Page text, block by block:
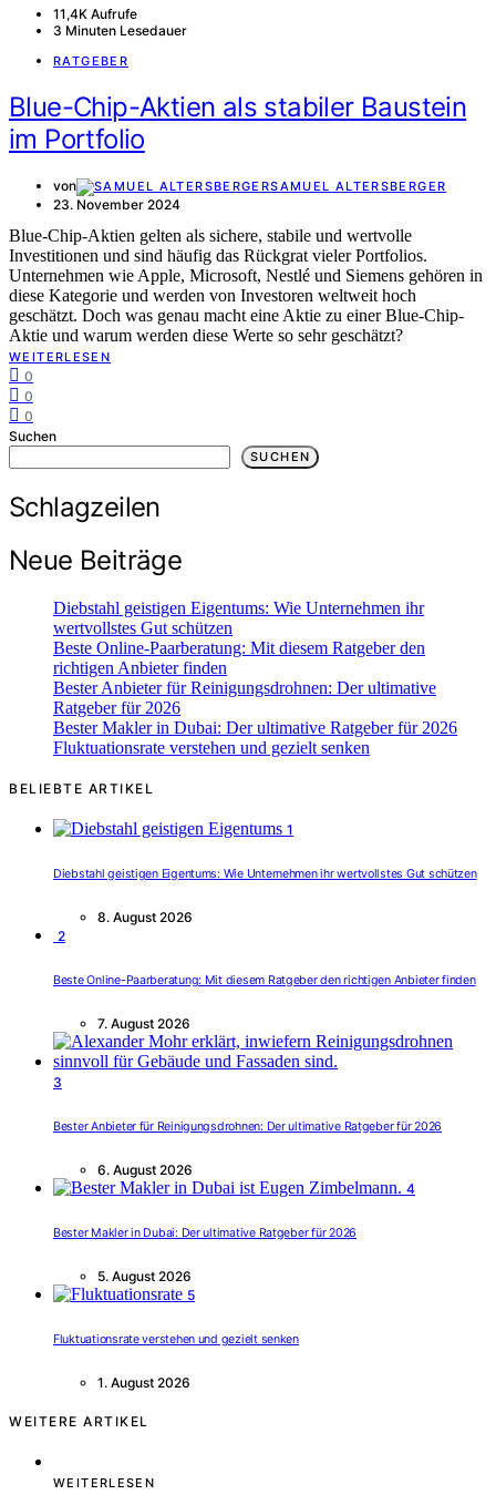
11,4K Aufrufe
3 Minuten Lesedauer
RATGEBER
Blue-Chip-Aktien als stabiler Baustein
im Portfolio
von SAMUEL ALTERSBERGER
23. November 2024
Blue-Chip-Aktien gelten als sichere, stabile und wertvolle
Investitionen und sind häufig das Rückgrat vieler Portfolios.
Unternehmen wie Apple, Microsoft, Nestlé und Siemens gehören in
diese Kategorie und werden von Investoren weltweit hoch
geschätzt. Doch was genau macht eine Aktie zu einer Blue-Chip-
Aktie und warum werden diese Werte so sehr geschätzt?
WEITERLESEN
0
0
0
Suchen
SUCHEN
Schlagzeilen
Neue Beiträge
Diebstahl geistigen Eigentums: Wie Unternehmen ihr
wertvollstes Gut schützen
Beste Online-Paarberatung: Mit diesem Ratgeber den
richtigen Anbieter finden
Bester Anbieter für Reinigungsdrohnen: Der ultimative
Ratgeber für 2026
Bester Makler in Dubai: Der ultimative Ratgeber für 2026
Fluktuationsrate verstehen und gezielt senken
BELIEBTE ARTIKEL
1
Diebstahl geistigen Eigentums: Wie Unternehmen ihr wertvollstes Gut schützen
8. August 2026
2
Beste Online-Paarberatung: Mit diesem Ratgeber den richtigen Anbieter finden
7. August 2026
3
Bester Anbieter für Reinigungsdrohnen: Der ultimative Ratgeber für 2026
6. August 2026
4
Bester Makler in Dubai: Der ultimative Ratgeber für 2026
5. August 2026
5
Fluktuationsrate verstehen und gezielt senken
1. August 2026
WEITERE ARTIKEL
WEITERLESEN